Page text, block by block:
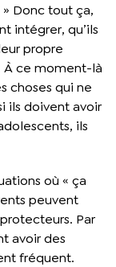
Donc tout ça,
intégrer, qu’ils
propre
À ce moment-là
choses qui ne
ils doivent avoir
ils
où « ça
peuvent
Par
avoir des
fréquent.